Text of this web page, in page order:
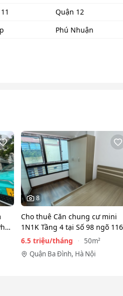
Quận 12
Phú Nhuận
8
Cho thuê Căn chung cư mini
1N1K Tầng 4 tại Số 98 ngõ 116
Phan Kế Bính, Ba Đình.…
6.5 triệu/tháng
50m²
Quận Ba Đình, Hà Nội